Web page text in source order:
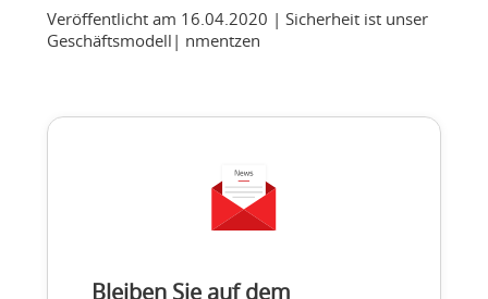
Veröffentlicht am 16.04.2020 | Sicherheit ist unser
Geschäftsmodell | nmentzen
Bleiben Sie auf dem